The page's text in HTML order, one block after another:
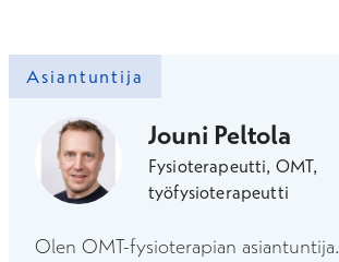
Asiantuntija
Jouni Peltola
Fysioterapeutti, OMT,
työfysioterapeutti
Olen OMT-fysioterapian asiantuntija.